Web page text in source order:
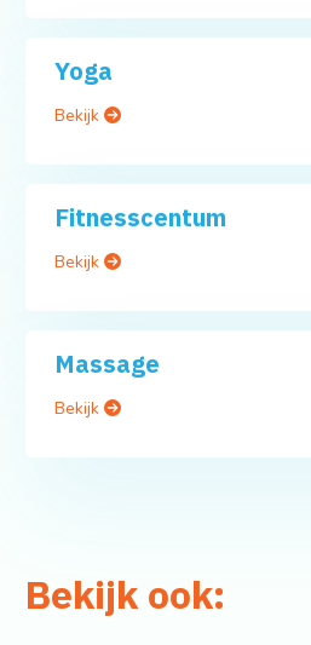
Yoga
Bekijk
Fitnesscentum
Bekijk
Massage
Bekijk
Bekijk ook: